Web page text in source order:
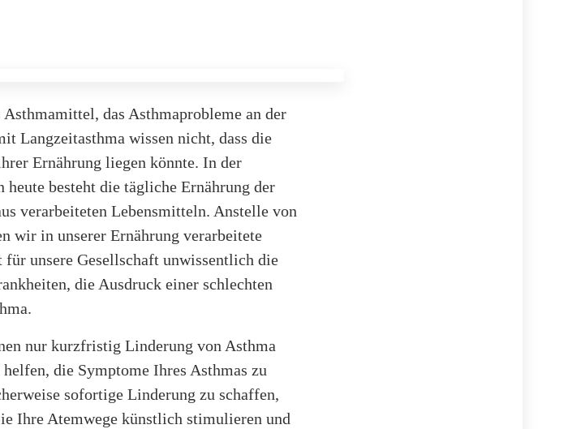
das Asthmaprobleme an der
Langzeitasthma wissen nicht, dass die
Ernährung liegen könnte. In der
besteht die tägliche Ernährung der
verarbeiteten Lebensmitteln. Anstelle von
wir in unserer Ernährung verarbeitete
unsere Gesellschaft unwissentlich die
die Ausdruck einer schlechten
nur kurzfristig Linderung von Asthma
die Symptome Ihres Asthmas zu
sofortige Linderung zu schaffen,
Ihre Atemwege künstlich stimulieren und